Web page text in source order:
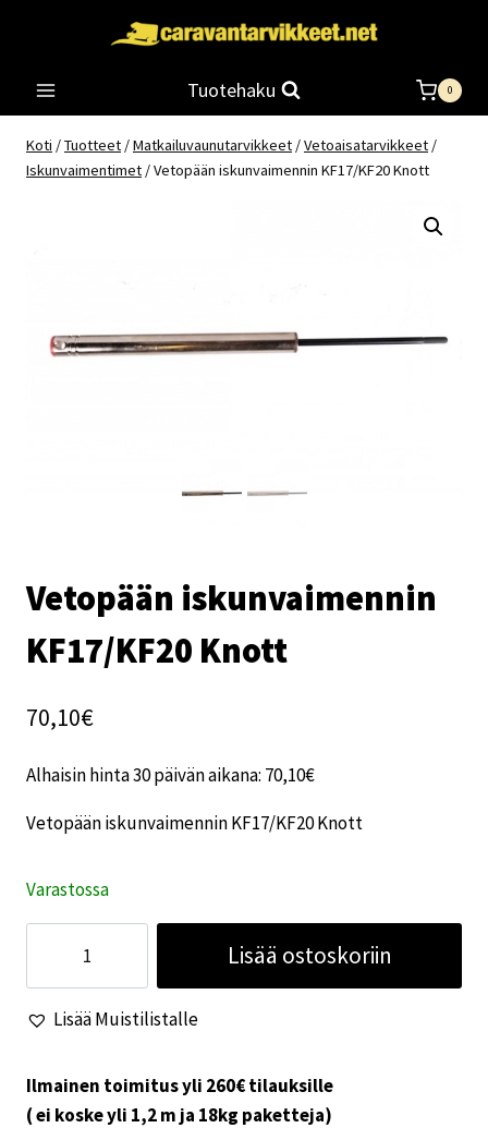
Tuotehaku 0
Koti /Tuotteet /Matkailuvaunutarvikkeet /Vetoaisatarvikkeet /
Iskunvaimentimet /Vetopään iskunvaimennin KF17/KF20 Knott
Vetopään iskunvaimennin
KF17/KF20 Knott
70,10€
Alhaisin hinta 30 päivän aikana: 70,10€
Vetopään iskunvaimennin KF17/KF20 Knott
Varastossa
iskunvaimennin
KF17/KF20
Knott
Lisää ostoskoriin
Lisää Muistilistalle
Ilmainen toimitus yli 260€ tilauksille
( ei koske yli 1,2 m ja 18kg paketteja)